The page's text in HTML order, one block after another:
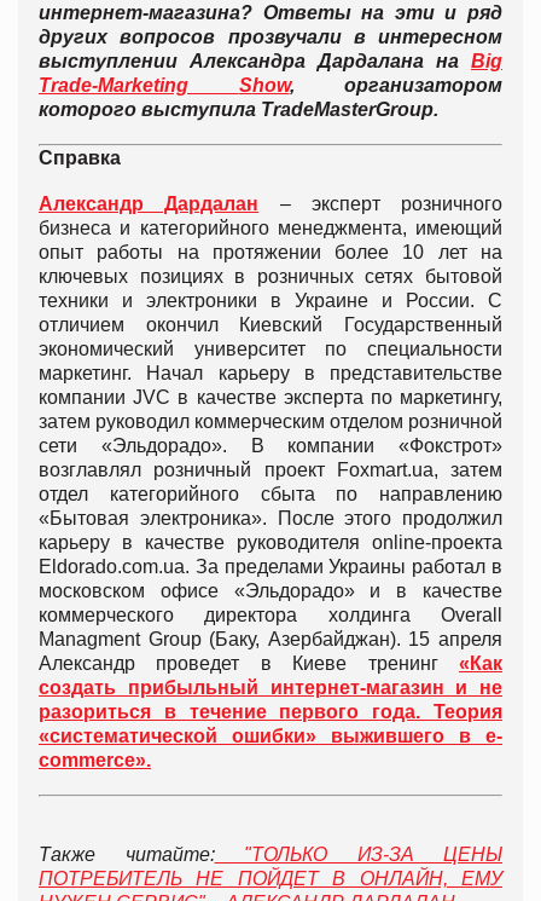
интернет-магазина? Ответы на эти и ряд
других вопросов прозвучали в интересном
выступлении Александра Дардалана на Big
Trade-Marketing Show, организатором
которого выступила TradeMasterGroup.
Справка
Александр Дардалан – эксперт розничного
бизнеса и категорийного менеджмента, имеющий
опыт работы на протяжении более 10 лет на
ключевых позициях в розничных сетях бытовой
техники и электроники в Украине и России. С
отличием окончил Киевский Государственный
экономический университет по специальности
маркетинг. Начал карьеру в представительстве
компании JVC в качестве эксперта по маркетингу,
затем руководил коммерческим отделом розничной
сети «Эльдорадо». В компании «Фокстрот»
возглавлял розничный проект Foxmart.ua, затем
отдел категорийного сбыта по направлению
«Бытовая электроника». После этого продолжил
карьеру в качестве руководителя online-проекта
Eldorado.com.ua. За пределами Украины работал в
московском офисе «Эльдорадо» и в качестве
коммерческого директора холдинга Overall
Managment Group (Баку, Азербайджан). 15 апреля
Александр проведет в Киеве тренинг «Как
создать прибыльный интернет-магазин и не
разориться в течение первого года. Теория
«систематической ошибки» выжившего в e-
commerce».
Также читайте:"ТОЛЬКО ИЗ-ЗА ЦЕНЫ
ПОТРЕБИТЕЛЬ НЕ ПОЙДЕТ В ОНЛАЙН, ЕМУ